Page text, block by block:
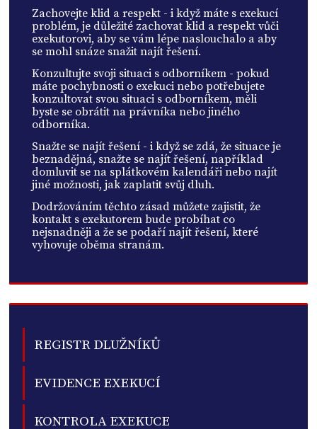
Zachovejte klid a respekt - i když máte s exekucí
problém, je důležité zachovat klid a respekt vůči
exekutorovi, aby se vám lépe naslouchalo a aby
se mohl snáze snažit najít řešení.
Konzultujte svoji situaci s odborníkem - pokud
máte pochybnosti o exekuci nebo potřebujete
konzultovat svou situaci s odborníkem, měli
byste se obrátit na právníka nebo jiného
odborníka.
Snažte se najít řešení - i když se zdá, že situace je
beznadějná, snažte se najít řešení, například
domluvit se na splátkovém kalendáři nebo najít
jiné možnosti, jak zaplatit svůj dluh.
Dodržováním těchto zásad můžete zajistit, že
kontakt s exekutorem bude probíhat co
nejsnadněji a že se podaří najít řešení, které
vyhovuje oběma stranám.
REGISTR DLUŽNÍKŮ
EVIDENCE EXEKUCÍ
KONTROLA EXEKUCE